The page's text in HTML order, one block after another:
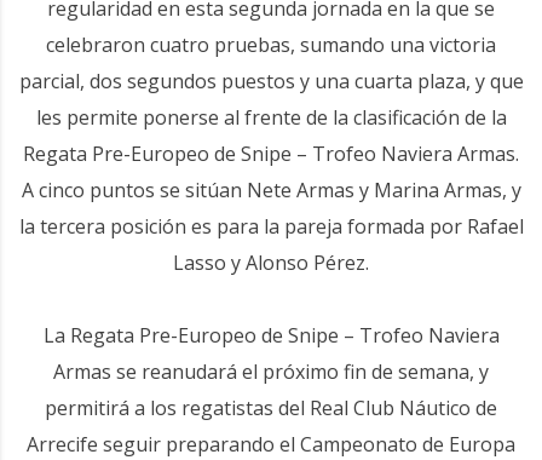
regularidad en esta segunda jornada en la que se
celebraron cuatro pruebas, sumando una victoria
parcial, dos segundos puestos y una cuarta plaza, y que
les permite ponerse al frente de la clasificación de la
Regata Pre-Europeo de Snipe – Trofeo Naviera Armas.
A cinco puntos se sitúan Nete Armas y Marina Armas, y
la tercera posición es para la pareja formada por Rafael
Lasso y Alonso Pérez.
La Regata Pre-Europeo de Snipe – Trofeo Naviera
Armas se reanudará el próximo fin de semana, y
permitirá a los regatistas del Real Club Náutico de
Arrecife seguir preparando el Campeonato de Europa